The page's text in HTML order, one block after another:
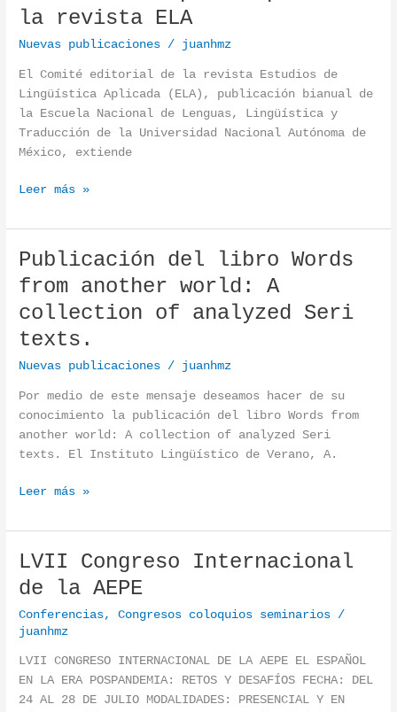
la revista ELA
Nuevas publicaciones / juanhmz
El Comité editorial de la revista Estudios de
Lingüística Aplicada (ELA), publicación bianual de
la Escuela Nacional de Lenguas, Lingüística y
Traducción de la Universidad Nacional Autónoma de
México, extiende
Leer más »
Publicación del libro Words
from another world: A
collection of analyzed Seri
texts.
Nuevas publicaciones / juanhmz
Por medio de este mensaje deseamos hacer de su
conocimiento la publicación del libro Words from
another world: A collection of analyzed Seri
texts. El Instituto Lingüístico de Verano, A.
Publicación del libro Words from another world: A
Leer más »
LVII Congreso Internacional
de la AEPE
Conferencias,Congresos coloquios seminarios /
juanhmz
LVII CONGRESO INTERNACIONAL DE LA AEPE EL ESPAÑOL
EN LA ERA POSPANDEMIA: RETOS Y DESAFÍOS FECHA: DEL
24 AL 28 DE JULIO MODALIDADES: PRESENCIAL Y EN
LVII Congreso Internacional de la AEPE